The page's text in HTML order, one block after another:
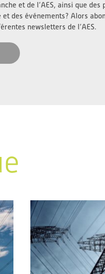
et de l’AES, ainsi que des
des événements? Alors
newsletters de l’AES.